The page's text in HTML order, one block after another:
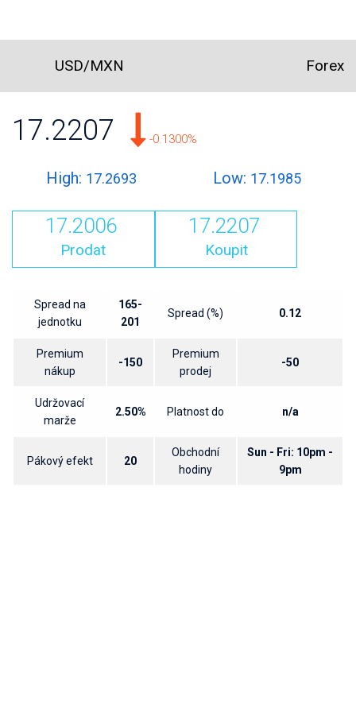
USD/MXN Forex
17.2207 -0.1300%
High: 17.2693 Low: 17.1985
17.2006
Prodat
17.2207
Koupit
Spread na
jednotku
165-
201
Spread (%) 0.12
Premium
nákup
-150
Premium
prodej
-50
Udržovací
marže
2.50% Platnost do n/a
Pákový efekt 20
Obchodní
hodiny
Sun - Fri: 10pm -
9pm